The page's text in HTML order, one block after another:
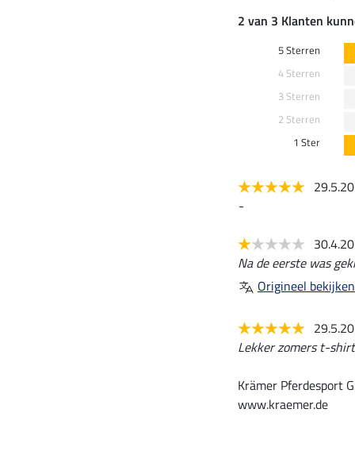
2 van 3 Klanten
5 Sterren
4 Sterren
3 Sterren
2 Sterren
1 Ster
-
Na de eerste was
Origineel bekijken
Lekker zomers t-
Krämer Pferdesport
www.kraemer.de